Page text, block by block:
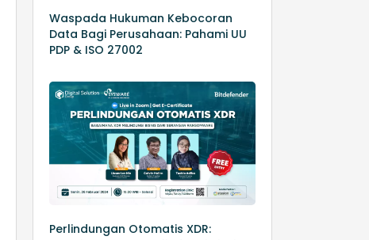
Waspada Hukuman Kebocoran
Data Bagi Perusahaan: Pahami UU
PDP & ISO 27002
Perlindungan Otomatis XDR: